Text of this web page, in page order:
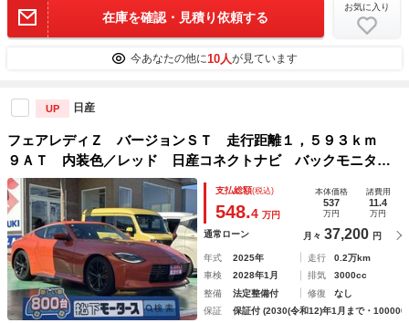
在庫を確認・見積り依頼する
お気に入り
今あなたの他に10人が見ています
UP 日産
フェアレディＺ バージョンＳＴ 走行距離１，５９３ｋｍ
９ＡＴ 内装色／レッド 日産コネクトナビ バックモニタ
ー ＥＴＣ２．０ ＬＥＤヘッドランプ ＢＯＳＥサウンド
レイズ製鍛造ＡＷ ３連サブメーター パワーシート シート
ヒーター
支払総額(税込)
548.4 万円
本体価格
537
万円
諸費用
11.4
万円
通常ローン 月々 37,200 円
年式 2025年 走行
0.2万km
車検
2028年1月 排気
3000cc
整備
法定整備付 修復
なし
保証
保証付 (2030(令和12)年1月まで・